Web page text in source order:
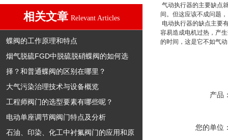
相关文章 Relevant Articles
蝶阀的工作原理和特点
烟气脱硫FGD中脱硫脱硝蝶阀的如何选
择？和普通蝶阀的区别在哪里？
大气污染治理技术与设备概览
工程师阀门的选型要素有哪些呢？
电动单座调节阀阀门特点及分析
石油、印染、化工中衬氟阀门的应用和原
气动执行器的主要缺点
间。但这应该不成问题
电动执行器的缺点主要
容易造成电机过热，产
的时间，这是它不如气
产品
您的单位